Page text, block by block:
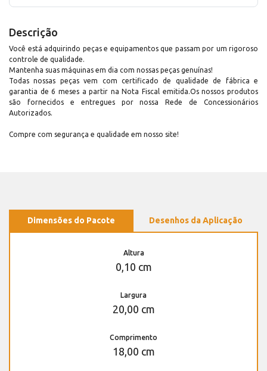
Descrição
Você está adquirindo peças e equipamentos que passam por um rigoroso
controle de qualidade.
Mantenha suas máquinas em dia com nossas peças genuínas!
Todas nossas peças vem com certificado de qualidade de fábrica e
garantia de 6 meses a partir na Nota Fiscal emitida.Os nossos produtos
são fornecidos e entregues por nossa Rede de Concessionários
Autorizados.
Compre com segurança e qualidade em nosso site!
Dimensões do Pacote Desenhos da Aplicação
Altura
0,10 cm
Largura
20,00 cm
Comprimento
18,00 cm